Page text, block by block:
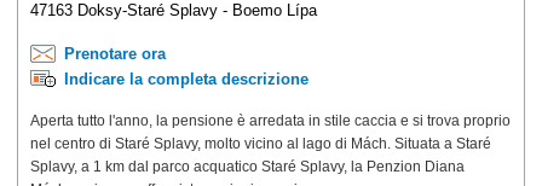
47163 Doksy-Staré Splavy - Boemo Lípa
Prenotare ora
Indicare la completa descrizione
Aperta tutto l'anno, la pensione è arredata in stile caccia e si trova proprio
nel centro di Staré Splavy, molto vicino al lago di Mách. Situata a Staré
Splavy, a 1 km dal parco acquatico Staré Splavy, la Penzion Diana